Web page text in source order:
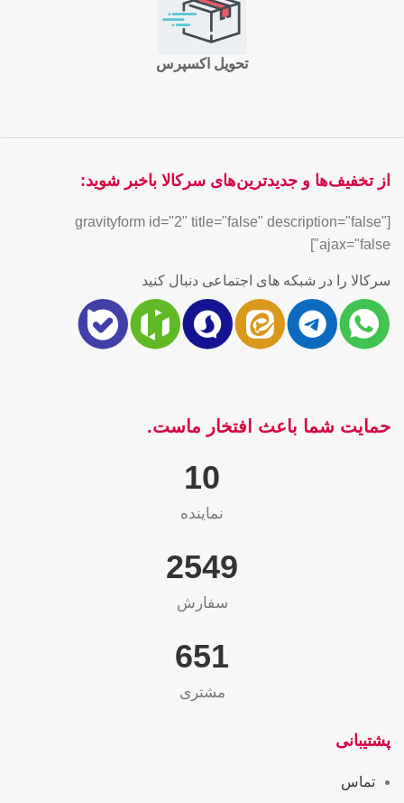
تحویل اکسپرس
از تخفیف‌ها و جدیدترین‌های سرکالا باخبر شوید:
[gravityform id="2" title="false" description="false"
ajax="false"]
سرکالا را در شبکه های اجتماعی دنبال کنید
حمایت شما باعث افتخار ماست.
10
نماینده
2565
سفارش
655
مشتری
پشتیبانی
تماس